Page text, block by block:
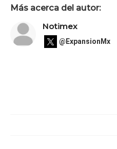
Más acerca del autor:
Notimex
@ExpansionMx